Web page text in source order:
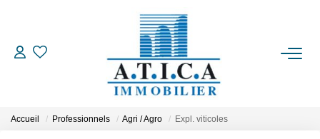
ACCUEIL
VENTES
Accueil Professionnels Agri / Agro Expl. viticoles